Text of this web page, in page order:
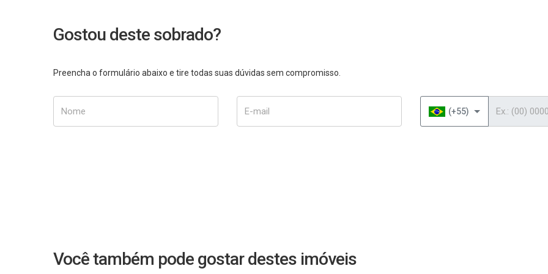
Gostou deste sobrado?
Preencha o formulário abaixo e tire todas suas dúvidas sem compromisso.
(+55)
Você também pode gostar destes imóveis